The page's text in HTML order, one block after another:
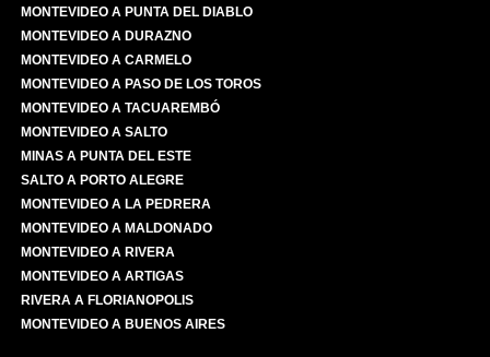
MONTEVIDEO A PUNTA DEL DIABLO
MONTEVIDEO A DURAZNO
MONTEVIDEO A CARMELO
MONTEVIDEO A PASO DE LOS TOROS
MONTEVIDEO A TACUAREMBÓ
MONTEVIDEO A SALTO
MINAS A PUNTA DEL ESTE
SALTO A PORTO ALEGRE
MONTEVIDEO A LA PEDRERA
MONTEVIDEO A MALDONADO
MONTEVIDEO A RIVERA
MONTEVIDEO A ARTIGAS
RIVERA A FLORIANOPOLIS
MONTEVIDEO A BUENOS AIRES